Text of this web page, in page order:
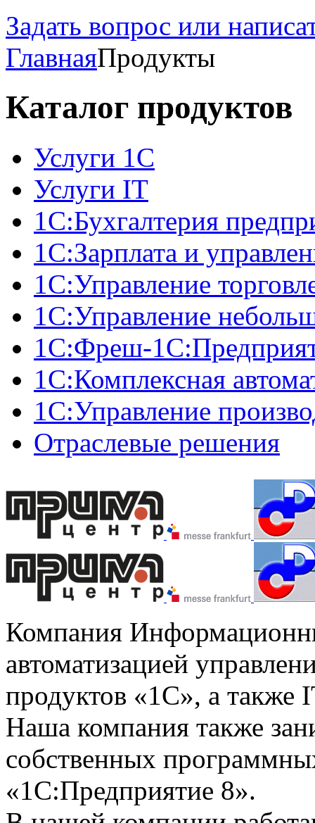
Задать вопрос или
ГлавнаяПродукты
Каталог продуктов
Услуги 1С
Услуги IT
1С:Бухгалтерия
1С:Зарплата и
1С:Управление
1С:Управление
1C:Фреш-
1С:Комплексная
1С:Управление
Отраслевые решения
Компания
автоматизацией
продуктов «1С», а также
Наша компания также
собственных
«1С:Предприятие 8».